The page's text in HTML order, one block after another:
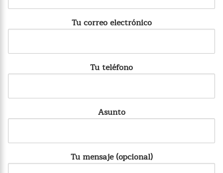
Tu correo electrónico
Tu teléfono
Asunto
Tu mensaje (opcional)